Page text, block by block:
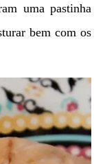
uma pastinha
bem com os